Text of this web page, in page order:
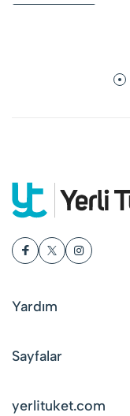
Yardım
Sayfalar
yerlituket.com